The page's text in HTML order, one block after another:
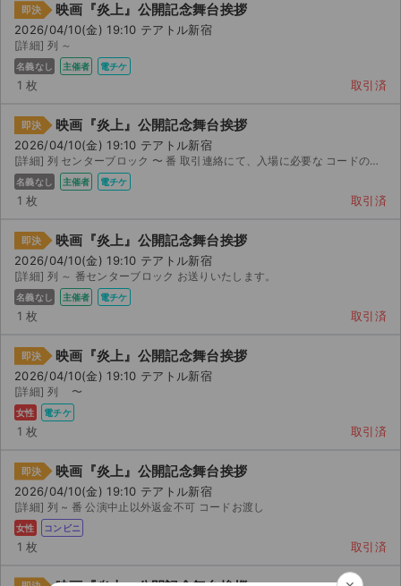
即決 映画『炎上』公開記念舞台挨拶
2026/04/10(金) 19:10 テアトル新宿
[詳細] 列 ～
名義なし 主催者 電チケ
1 枚 取引済
即決 映画『炎上』公開記念舞台挨拶
2026/04/10(金) 19:10 テアトル新宿
[詳細] 列 センターブロック 〜 番 取引連絡にて、入場に必要な コードの画像と コード表示...
名義なし 主催者 電チケ
1 枚 取引済
即決 映画『炎上』公開記念舞台挨拶
2026/04/10(金) 19:10 テアトル新宿
[詳細] 列 ～ 番センターブロック お送りいたします。
名義なし 主催者 電チケ
1 枚 取引済
即決 映画『炎上』公開記念舞台挨拶
2026/04/10(金) 19:10 テアトル新宿
[詳細] 列 〜
女性 電チケ
1 枚 取引済
即決 映画『炎上』公開記念舞台挨拶
2026/04/10(金) 19:10 テアトル新宿
[詳細] 列 ~ 番 公演中止以外返金不可 コードお渡し
女性 コンビニ
1 枚 取引済